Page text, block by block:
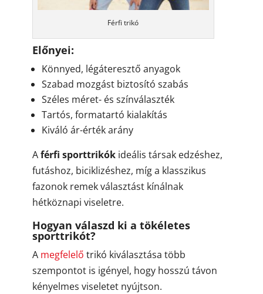
Férfi trikó
Előnyei:
Könnyed, légáteresztő anyagok
Szabad mozgást biztosító szabás
Széles méret- és színválaszték
Tartós, formatartó kialakítás
Kiváló ár-érték arány
Aférfi sporttrikókideális társak edzéshez,
futáshoz, biciklizéshez, míg a klasszikus
fazonok remek választást kínálnak
hétköznapi viseletre.
Hogyan válaszd ki a tökéletes
sporttrikót?
A megfelelő trikó kiválasztása több
szempontot is igényel, hogy hosszú távon
kényelmes viseletet nyújtson.